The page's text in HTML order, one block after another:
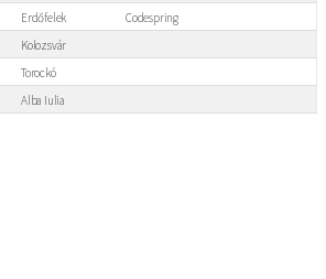
Erdőfelek
Codespring
Kolozsvár
Torockó
Alba Iulia